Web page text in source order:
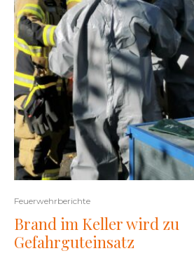
Feuerwehrberichte
Brand im Keller wird zu
Gefahrguteinsatz